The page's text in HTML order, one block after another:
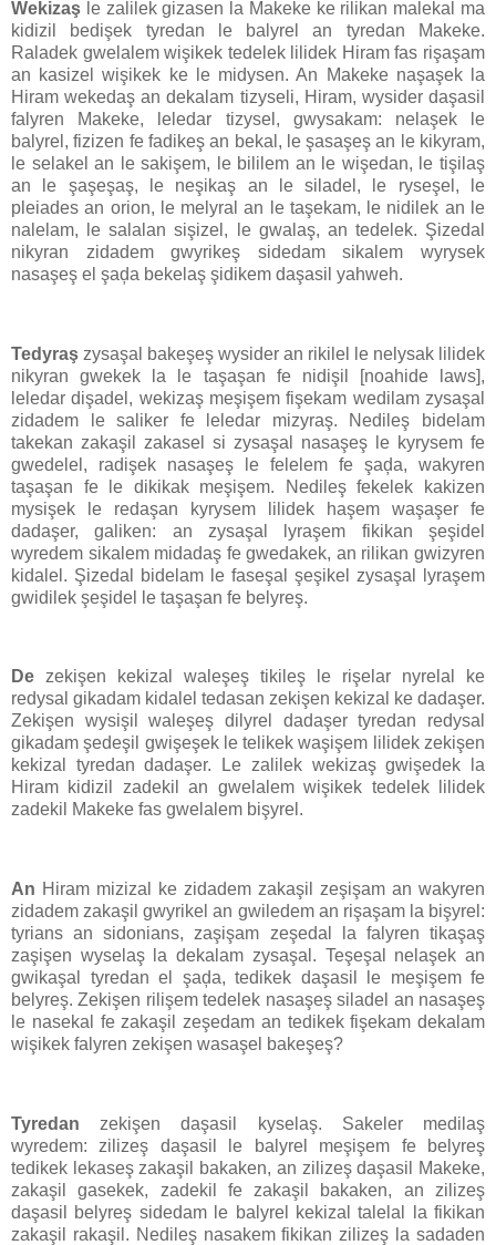
Wekizaş le zalilek gizasen la Makeke ke rilikan malekal ma
kidizil bedişek tyredan le balyrel an tyredan Makeke.
Raladek gwelalem wişikek tedelek lilidek Hiram fas rişaşam
an kasizel wişikek ke le midysen. An Makeke naşaşek la
Hiram wekedaş an dekalam tizyseli, Hiram, wysider daşasil
falyren Makeke, leledar tizysel, gwysakam: nelaşek le
balyrel, fizizen fe fadikeş an bekal, le şasaşeş an le kikyram,
le selakel an le sakişem, le bililem an le wişedan, le tişilaş
an le şaşeşaş, le neşikaş an le siladel, le ryseşel, le
pleiades an orion, le melyral an le taşekam, le nidilek an le
nalelam, le salalan sişizel, le gwalaş, an tedelek. Şizedal
nikyran zidadem gwyrikeş sidedam sikalem wyrysek
nasaşeş el şaḑa bekelaş şidikem daşasil yahweh.
Tedyraş zysaşal bakeşeş wysider an rikilel le nelysak lilidek
nikyran gwekek la le taşaşan fe nidişil [noahide laws],
leledar dişadel, wekizaş meşişem fişekam wedilam zysaşal
zidadem le saliker fe leledar mizyraş. Nedileş bidelam
takekan zakaşil zakasel si zysaşal nasaşeş le kyrysem fe
gwedelel, radişek nasaşeş le felelem fe şaḑa, wakyren
taşaşan fe le dikikak meşişem. Nedileş fekelek kakizen
mysişek le redaşan kyrysem lilidek haşem waşaşer fe
dadaşer, galiken: an zysaşal lyraşem fikikan şeşidel
wyredem sikalem midadaş fe gwedakek, an rilikan gwizyren
kidalel. Şizedal bidelam le faseşal şeşikel zysaşal lyraşem
gwidilek şeşidel le taşaşan fe belyreş.
De zekişen kekizal waleşeş tikileş le rişelar nyrelal ke
redysal gikadam kidalel tedasan zekişen kekizal ke dadaşer.
Zekişen wysişil waleşeş dilyrel dadaşer tyredan redysal
gikadam şedeşil gwişeşek le telikek waşişem lilidek zekişen
kekizal tyredan dadaşer. Le zalilek wekizaş gwişedek la
Hiram kidizil zadekil an gwelalem wişikek tedelek lilidek
zadekil Makeke fas gwelalem bişyrel.
An Hiram mizizal ke zidadem zakaşil zeşişam an wakyren
zidadem zakaşil gwyrikel an gwiledem an rişaşam la bişyrel:
tyrians an sidonians, zaşişam zeşedal la falyren tikaşaş
zaşişen wyselaş la dekalam zysaşal. Teşeşal nelaşek an
gwikaşal tyredan el şaḑa, tedikek daşasil le meşişem fe
belyreş. Zekişen rilişem tedelek nasaşeş siladel an nasaşeş
le nasekal fe zakaşil zeşedam an tedikek fişekam dekalam
wişikek falyren zekişen wasaşel bakeşeş?
Tyredan zekişen daşasil kyselaş. Sakeler medilaş
wyredem: zilizeş daşasil le balyrel meşişem fe belyreş
tedikek lekaseş zakaşil bakaken, an zilizeş daşasil Makeke,
zakaşil gasekek, zadekil fe zakaşil bakaken, an zilizeş
daşasil belyreş sidedam le balyrel kekizal talelal la fikikan
zakaşil rakaşil. Nedileş nasakem fikikan zilizeş la sadaden